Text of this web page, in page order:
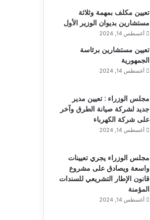
تعيين مكلف بمهمة وثلاثة
مستشارين بديوان الوزير الأول
أغسطس 14, 2024
تعيين مستشارين برئاسة
الجمهورية
أغسطس 14, 2024
مجلس الوزراء : تعيين مدير
جديد لشركة صيانة الطرق وآخر
على شركة الكهرباء
أغسطس 14, 2024
مجلس الوزراء يجري تعيينات
واسعة ويصادق على مشروع
قانون الإطار التشريعي للسندات
المؤمنة
أغسطس 14, 2024